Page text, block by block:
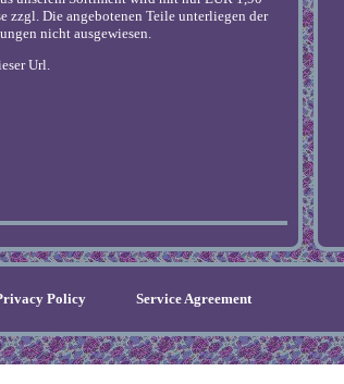
zzgl. Die angebotenen Teile unterliegen der
nicht ausgewiesen.
Url.
Policy Service Agreement